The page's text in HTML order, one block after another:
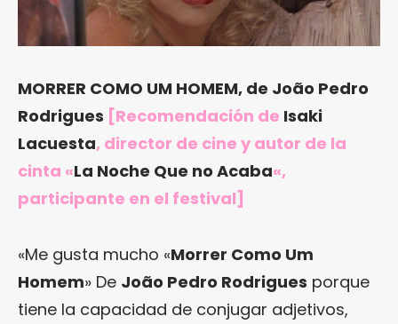
MORRER COMO UM HOMEM, de João Pedro
Rodrigues [Recomendación de Isaki
Lacuesta, director de cine y autor de la
cinta «La Noche Que no Acaba«,
participante en el festival]
«Me gusta mucho «Morrer Como Um
Homem» De João Pedro Rodrigues porque
tiene la capacidad de conjugar adjetivos,